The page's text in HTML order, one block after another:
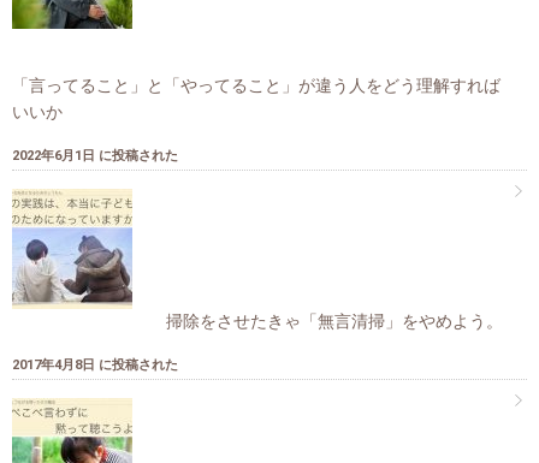
「言ってること」と「やってること」が違う人をどう理解すれば
いいか
2022年6月1日 に投稿された
掃除をさせたきゃ「無言清掃」をやめよう。
2017年4月8日 に投稿された